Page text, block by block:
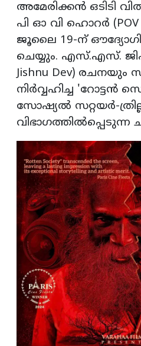
അമേരിക്കന്‍ ഒടിടി
പി ഓ വി ഹൊറര്‍ (POV
ജൂലൈ 19-ന്
ചെയ്യും. എസ്.എസ്.
Jishnu Dev) രചനയും
നിര്‍വ്വഹിച്ച 'റോട്ടന്‍
സോഷ്യല്‍ സറ്റയര്‍-
വിഭാഗത്തില്‍പ്പെടുന്ന